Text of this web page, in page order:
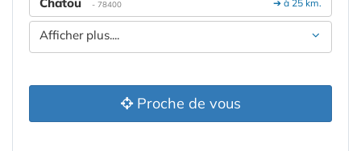
➔ à 25 km.
- 78400
Afficher plus....
Proche de vous